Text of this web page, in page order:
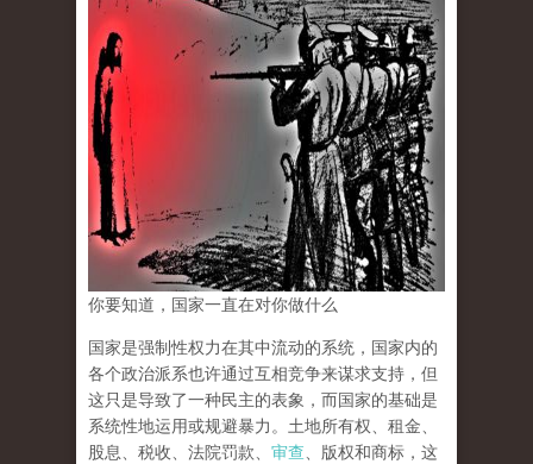
你要知道，国家一直在对你做什么
国家是强制性权力在其中流动的系统，国家内的
各个政治派系也许通过互相竞争来谋求支持，但
这只是导致了一种民主的表象，而国家的基础是
系统性地运用或规避暴力。土地所有权、租金、
股息、税收、法院罚款、 审查 、版权和商标，这